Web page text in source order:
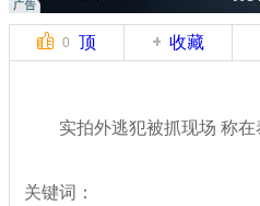
0 顶 收藏
实拍外逃犯被抓现场 称在
关键词：